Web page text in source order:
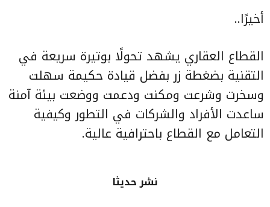
أخيرًا..
القطاع العقاري يشهد تحولًا بوتيرة سريعة في
التقنية بضغطة زر بفضل قيادة حكيمة سهلت
وسخرت وشرعت ومكنت ودعمت ووضعت بيئة آمنة
ساعدت الأفراد والشركات في التطور وكيفية
التعامل مع القطاع باحترافية عالية.
نشر حديثا